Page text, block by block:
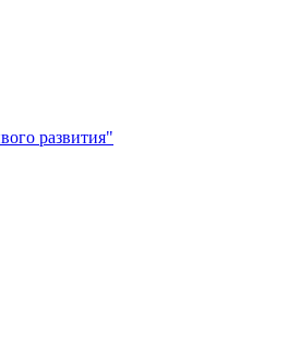
развития"